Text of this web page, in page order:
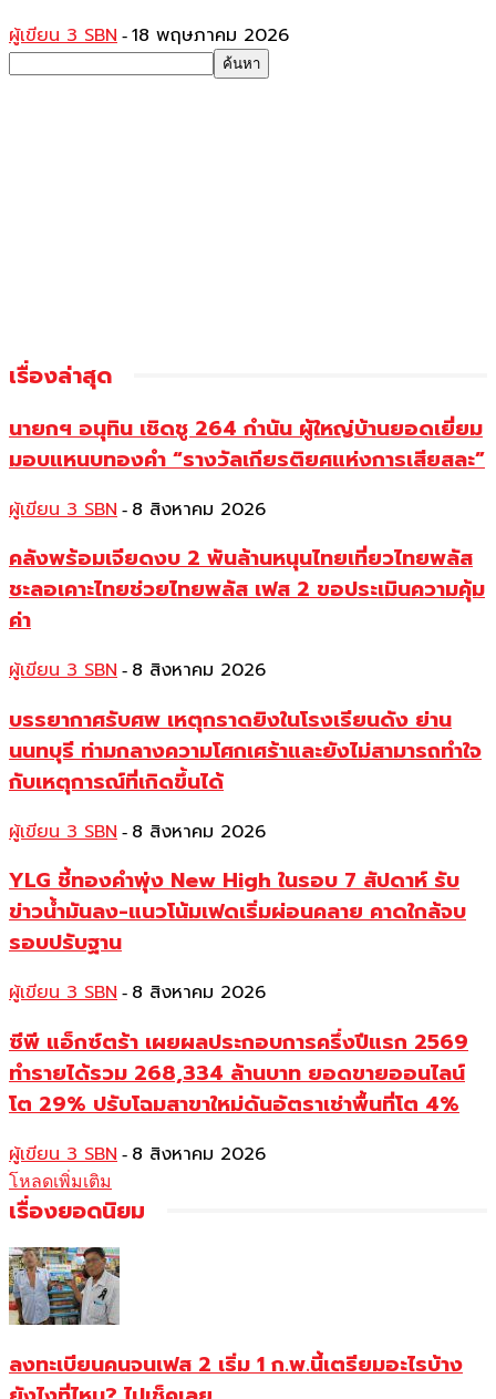
ผู้เขียน 3 SBN - 18 พฤษภาคม 2026
เรื่องล่าสุด
นายกฯ อนุทิน เชิดชู 264 กำนัน ผู้ใหญ่บ้านยอดเยี่ยม
มอบแหนบทองคำ “รางวัลเกียรติยศแห่งการเสียสละ”
ผู้เขียน 3 SBN - 8 สิงหาคม 2026
คลังพร้อมเจียดงบ 2 พันล้านหนุนไทยเที่ยวไทยพลัส
ชะลอเคาะไทยช่วยไทยพลัส เฟส 2 ขอประเมินความคุ้ม
ค่า
ผู้เขียน 3 SBN - 8 สิงหาคม 2026
บรรยากาศรับศพ เหตุกราดยิงในโรงเรียนดัง ย่าน
นนทบุรี ท่ามกลางความโศกเศร้าและยังไม่สามารถทำใจ
กับเหตุการณ์ที่เกิดขึ้นได้
ผู้เขียน 3 SBN - 8 สิงหาคม 2026
YLG ชี้ทองคำพุ่ง New High ในรอบ 7 สัปดาห์ รับ
ข่าวน้ำมันลง-แนวโน้มเฟดเริ่มผ่อนคลาย คาดใกล้จบ
รอบปรับฐาน
ผู้เขียน 3 SBN - 8 สิงหาคม 2026
ซีพี แอ็กซ์ตร้า เผยผลประกอบการครึ่งปีแรก 2569
ทำรายได้รวม 268,334 ล้านบาท ยอดขายออนไลน์
โต 29% ปรับโฉมสาขาใหม่ดันอัตราเช่าพื้นที่โต 4%
ผู้เขียน 3 SBN - 8 สิงหาคม 2026
โหลดเพิ่มเติม
เรื่องยอดนิยม
ลงทะเบียนคนจนเฟส 2 เริ่ม 1 ก.พ.นี้เตรียมอะไรบ้าง